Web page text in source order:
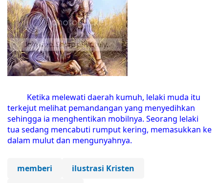
Ketika melewati daerah kumuh, lelaki muda itu
terkejut melihat pemandangan yang menyedihkan
sehingga ia menghentikan mobilnya. Seorang lelaki
tua sedang mencabuti rumput kering, memasukkan ke
dalam mulut dan mengunyahnya.
memberi
ilustrasi Kristen